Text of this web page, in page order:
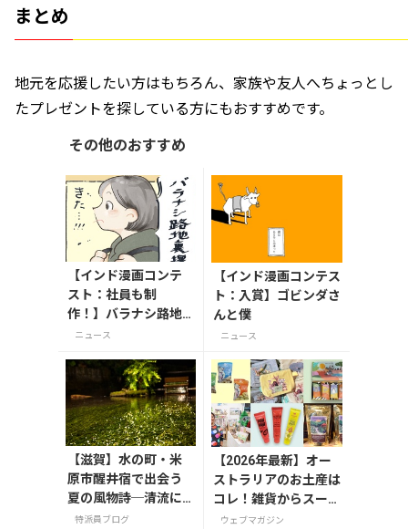
まとめ
地元を応援したい方はもちろん、家族や友人へちょっとし
たプレゼントを探している方にもおすすめです。
その他のおすすめ
【インド漫画コンテ
スト：社員も制
作！】バラナシ路地
裏探訪記
ニュース
【インド漫画コンテス
ト：入賞】ゴビンダさ
んと僕
ニュース
【滋賀】水の町・米
原市醒井宿で出会う
夏の風物詩─清流に
揺れる梅花藻（8/24
特派員ブログ
【2026年最新】オー
ストラリアのお土産は
コレ！雑貨からスーパ
ーでも買えるグルメま
ウェブマガジン